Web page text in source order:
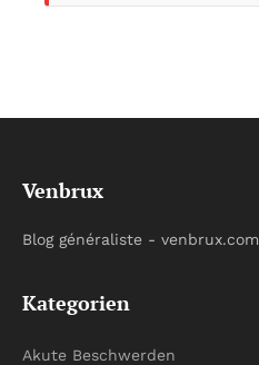
Venbrux
Blog généraliste - venbrux.com
Kategorien
Akute Beschwerden